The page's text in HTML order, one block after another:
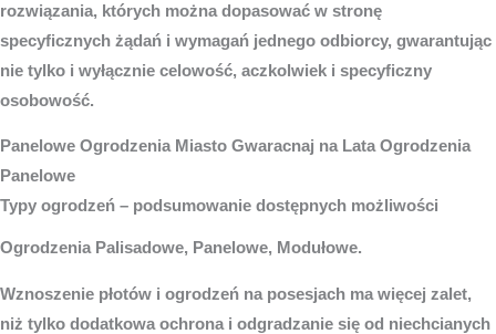
rozwiązania, których można dopasować w stronę
specyficznych żądań i wymagań jednego odbiorcy, gwarantując
nie tylko i wyłącznie celowość, aczkolwiek i specyficzny
osobowość.
Panelowe Ogrodzenia Miasto Gwaracnaj na Lata Ogrodzenia
Panelowe
Typy ogrodzeń – podsumowanie dostępnych możliwości
Ogrodzenia Palisadowe, Panelowe, Modułowe.
Wznoszenie płotów i ogrodzeń na posesjach ma więcej zalet,
niż tylko dodatkowa ochrona i odgradzanie się od niechcianych